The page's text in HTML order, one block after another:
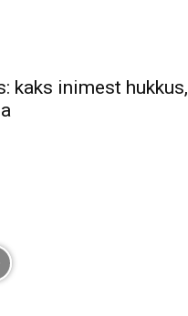
kaks inimest hukkus,